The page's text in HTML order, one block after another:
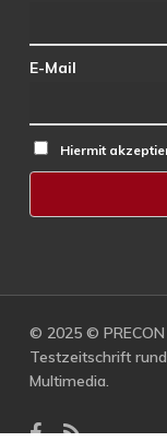
E-Mail
Hiermit
© 2025 ©
Testzeitschrift
Multimedia.
facebook
RSS